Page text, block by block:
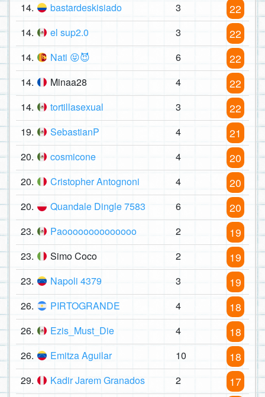
14. bastardeskisiado 3 22
14. el sup2.0 3 22
14. Nati 😝😈 6 22
14. Minaa28 4 22
14. tortillasexual 3 22
19. SebastianP 4 21
20. cosmicone 4 20
20. Cristopher Antognoni 4 20
20. Quandale Dingle 7583 6 20
23. Paoooooooooooooo 2 19
23. Simo Coco 2 19
23. Napoli 4379 3 19
26. PIRTOGRANDE 4 18
26. Ezis_Must_Die 4 18
26. Emitza Aguilar 10 18
29. Kadir Jarem Granados 2 17